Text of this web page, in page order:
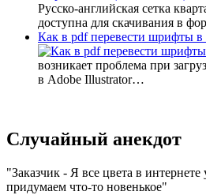
Русско-английская сетка
доступна для скачивания в
Как в pdf перевести шрифты
возникает проблема при
в Adobe Illustrator…
Случайный анекдот
Заказчик - Я все цвета в
придумаем что-то новенькое